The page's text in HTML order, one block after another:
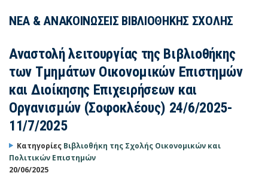
ΝΕΑ & ΑΝΑΚΟΙΝΩΣΕΙΣ ΒΙΒΛΙΟΘΗΚΗΣ ΣΧΟΛΗΣ
Αναστολή λειτουργίας της Βιβλιοθήκης
των Τμημάτων Οικονομικών Επιστημών
και Διοίκησης Επιχειρήσεων και
Οργανισμών (Σοφοκλέους) 24/6/2025-
11/7/2025
Κατηγορίες Βιβλιοθήκη της Σχολής Οικονομικών και
Πολιτικών Επιστημών
20/06/2025